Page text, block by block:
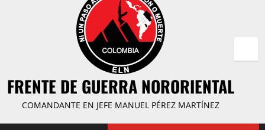
FRENTE DE GUERRA NORORIENTAL
COMANDANTE EN JEFE MANUEL PÉREZ MARTÍNEZ